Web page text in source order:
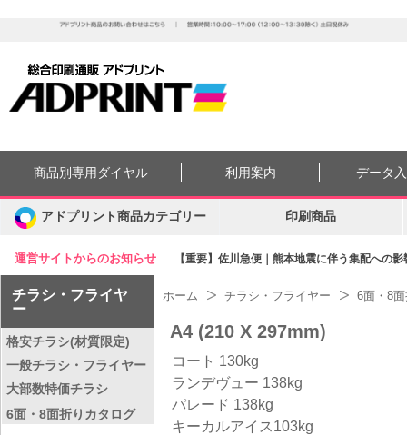
運営サイトからのお知らせ 【重要】佐川急便｜熊本地震に伴う集配への
商品別専用ダイヤル 利用案内 データ
アドプリント商品カテゴリー 印刷商品
チラシ・フライヤ
ー
格安チラシ(材質限定)
一般チラシ・フライヤー
大部数特価チラシ
6面・8面折りカタログ
ホーム チラシ・フライヤー 6面・8
A4 (210 X 297mm)
コート 130kg
ランデヴュー 138kg
パレード 138kg
キーカルアイス103kg